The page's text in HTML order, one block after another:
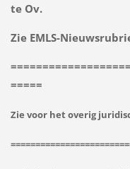
te Ov.
Zie EMLS-
=====
Zie voor het overig